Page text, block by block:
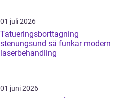
01 juli 2026
Tatueringsborttagning
stenungsund så funkar modern
laserbehandling
01 juni 2026